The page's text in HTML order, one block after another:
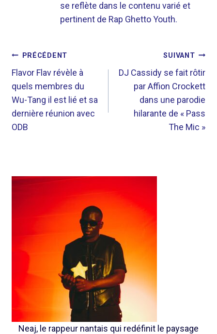
se reflète dans le contenu varié et
pertinent de Rap Ghetto Youth.
NAVIGATION
DE
L’ARTICLE
PRÉCÉDENT
Flavor Flav révèle à
quels membres du
Wu-Tang il est lié et sa
dernière réunion avec
ODB
SUIVANT
DJ Cassidy se fait rôtir
par Affion Crockett
dans une parodie
hilarante de « Pass
The Mic »
Neaj, le rappeur nantais qui redéfinit le paysage